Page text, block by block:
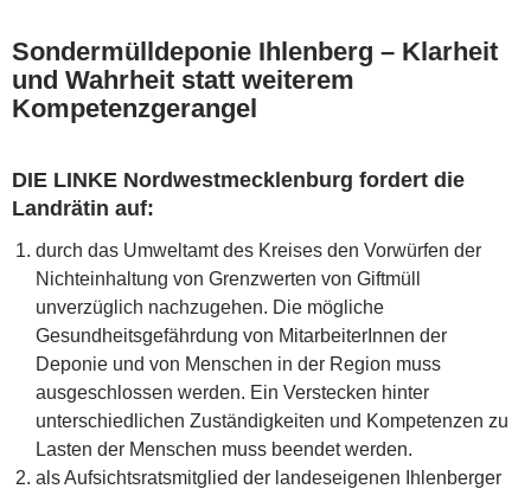
Sondermülldeponie Ihlenberg – Klarheit
und Wahrheit statt weiterem
Kompetenzgerangel
DIE LINKE Nordwestmecklenburg fordert die
Landrätin auf:
durch das Umweltamt des Kreises den Vorwürfen der
Nichteinhaltung von Grenzwerten von Giftmüll
unverzüglich nachzugehen. Die mögliche
Gesundheitsgefährdung von MitarbeiterInnen der
Deponie und von Menschen in der Region muss
ausgeschlossen werden. Ein Verstecken hinter
unterschiedlichen Zuständigkeiten und Kompetenzen zu
Lasten der Menschen muss beendet werden.
als Aufsichtsratsmitglied der landeseigenen Ihlenberger